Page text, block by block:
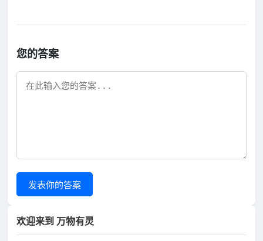
您的答案
发表你的答案
欢迎来到 万物有灵